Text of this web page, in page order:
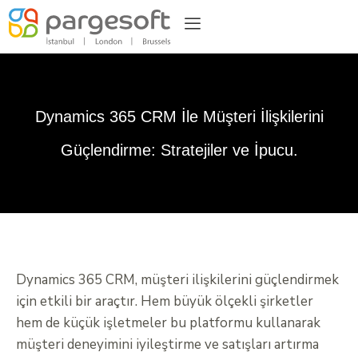
Dynamics 365 CRM İle Müşteri İlişkilerini
Güçlendirme: Stratejiler ve İpucu.
Dynamics 365 CRM, müşteri ilişkilerini güçlendirmek
için etkili bir araçtır. Hem büyük ölçekli şirketler
hem de küçük işletmeler bu platformu kullanarak
müşteri deneyimini iyileştirme ve satışları artırma